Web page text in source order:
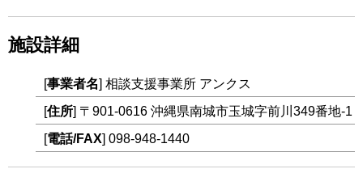
施設詳細
[事業者名] 相談支援事業所 アンクス
[住所] 〒901-0616 沖縄県南城市玉城字前川349番地-1
[電話/FAX] 098-948-1440